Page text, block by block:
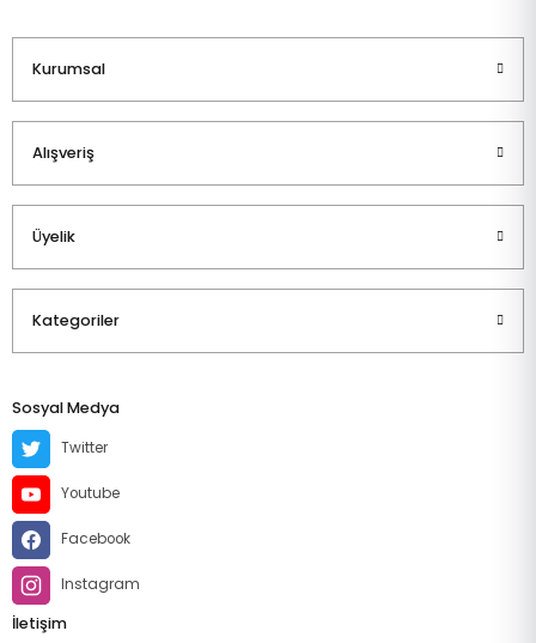
Kurumsal
Alışveriş
Üyelik
Kategoriler
Sosyal Medya
Twitter
Youtube
Facebook
Instagram
İletişim